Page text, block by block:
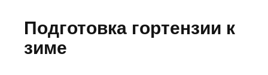
Подготовка гортензии к
зиме